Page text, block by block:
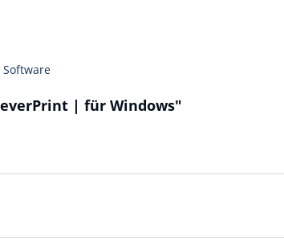
| für Windows"